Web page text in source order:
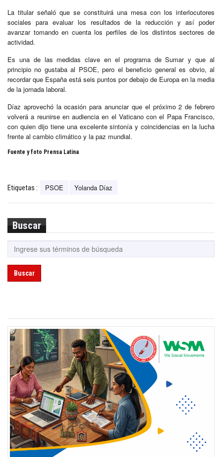
La titular señaló que se constituirá una mesa con los interlocutores
sociales para evaluar los resultados de la reducción y así poder
avanzar tomando en cuenta los perfiles de los distintos sectores de
actividad.
Es una de las medidas clave en el programa de Sumar y que al
principio no gustaba al PSOE, pero el beneficio general es obvio, al
recordar que España está seis puntos por debajo de Europa en la media
de la jornada laboral.
Díaz aprovechó la ocasión para anunciar que el próximo 2 de febrero
volverá a reunirse en audiencia en el Vaticano con el Papa Francisco,
con quien dijo tiene una excelente sintonía y coincidencias en la lucha
frente al cambio climático y la paz mundial.
Fuente y foto Prensa Latina
Etiquetas : PSOE Yolanda Díaz
Buscar
Buscar